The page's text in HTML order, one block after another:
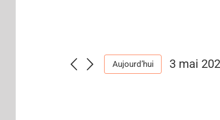
Aujourd’hui
3 mai